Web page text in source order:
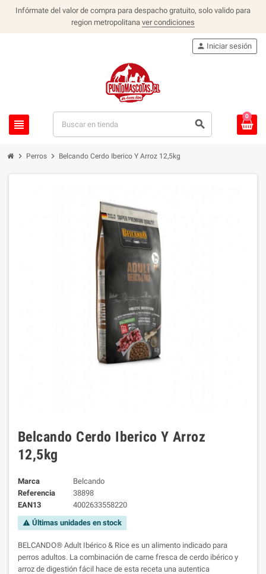
Infórmate del valor de compra para despacho gratuito, solo valido para
region metropolitana ver condiciones
view_headline search
person Iniciar sesión
0
chevron_right Perros chevron_right Belcando Cerdo Iberico Y Arroz 12,5kg
Belcando Cerdo Iberico Y Arroz
12,5kg
Marca
Belcando
Referencia
38898
EAN13
4002633558220
warning Últimas unidades en stock
BELCANDO® Adult Ibérico & Rice es un alimento indicado para
perros adultos. La combinación de carne fresca de cerdo ibérico y
arroz de digestión fácil hace de esta receta una autentica